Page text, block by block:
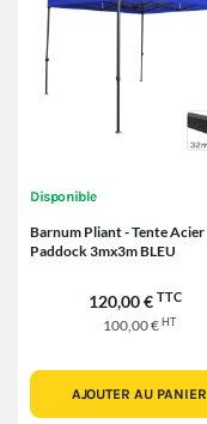
Disponible
Barnum Pliant - Tente Acier
Paddock 3mx3m BLEU
120,00 € TTC
100,00 €HT
AJOUTER AU PANIER